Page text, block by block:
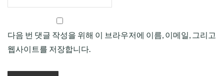
다음 번 댓글 작성을 위해 이 브라우저에 이름, 이메일, 그리고
웹사이트를 저장합니다.